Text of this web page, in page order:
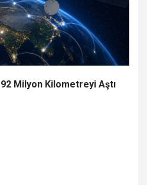
Milyon Kilometreyi Aştı